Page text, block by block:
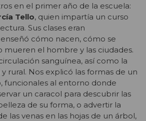
en el primer año de la escuela:
Tello, quien impartía un curso
Sus clases eran
cómo nacen, cómo se
mueren el hombre y las ciudades.
sanguínea, así como la
rural. Nos explicó las formas de un
funcionales al entorno donde
un caracol para descubrir las
de su forma, o advertir la
las venas en las hojas de un árbol,